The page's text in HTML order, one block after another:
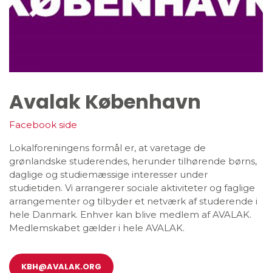
Avalak København
Facebook side
Lokalforeningens formål er, at varetage de
grønlandske studerendes, herunder tilhørende børns,
daglige og studiemæssige interesser under
studietiden. Vi arrangerer sociale aktiviteter og faglige
arrangementer og tilbyder et netværk af studerende i
hele Danmark. Enhver kan blive medlem af AVALAK.
Medlemskabet gælder i hele AVALAK.
KBH@AVALAK.ORG